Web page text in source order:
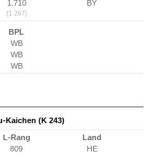
1.710
(1.297)
BY
BPL
WB
WB
WB
Kaichen (K 243)
L-Rang
809
Land
HE